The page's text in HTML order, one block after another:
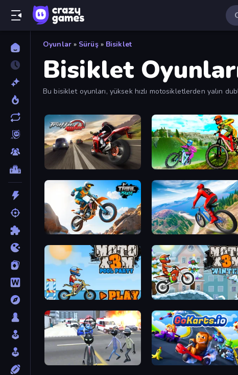
Oyunlar » Sürüş » Bisiklet
Bisiklet
Bu bisiklet oyunları, yüksek hızlı motosikletlerden yalın
Traffic Rider MX Offroad Master
Trial Mania Riders Downhill Racing
Moto X3M 5: Pool Party Moto X3M 4 Winter
Amazing Crime Strange Stickman GoKarts.io